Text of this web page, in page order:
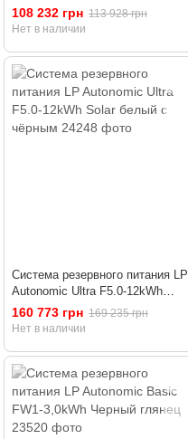
Белый мат
108 232 грн 113 928 грн
Нет в наличии
Система резервного питания LP
Autonomic Ultra F5.0-12kWh
Solar белый с чёрным
160 773 грн 169 235 грн
Нет в наличии